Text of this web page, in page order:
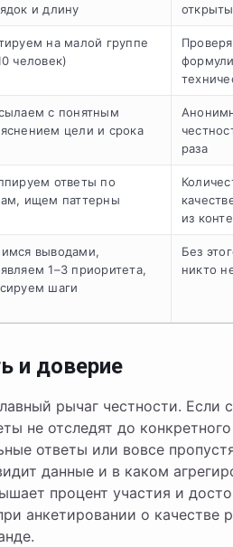
и длину
на малой группе
человек)
с понятным
цели и срока
раза
ответы по
ищем паттерны
из
выводами,
1–3 приоритета,
шаги
Без
никто
и доверие
рычаг честности. Если
не отследят до
ответы или вовсе
данные и в каком
процент участия и
анкетировании о качестве